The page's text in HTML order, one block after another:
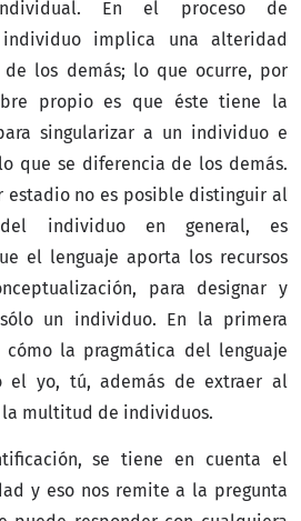
En el proceso de
implica una alteridad
de los demás; lo que ocurre, por
propio es que éste tiene la
singularizar a un individuo e
que se diferencia de los demás.
estadio no es posible distinguir al
individuo en general, es
el lenguaje aporta los recursos
para designar y
un individuo. En la primera
cómo la pragmática del lenguaje
el yo, tú, además de extraer al
multitud de individuos.
se tiene en cuenta el
y eso nos remite a la pregunta